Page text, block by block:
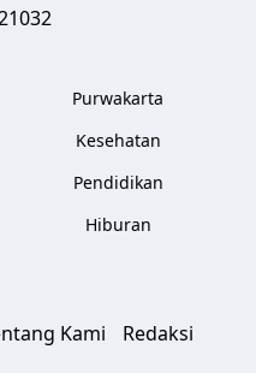
Purwakarta
Kesehatan
Pendidikan
Hiburan
Kami Redaksi